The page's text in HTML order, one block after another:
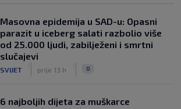
Masovna epidemija u SAD-u: Opasni
parazit u iceberg salati razbolio više
od 25.000 ljudi, zabilježeni i smrtni
slučajevi
SVIJET prije 13 h 0
6 najboljih dijeta za muškarce